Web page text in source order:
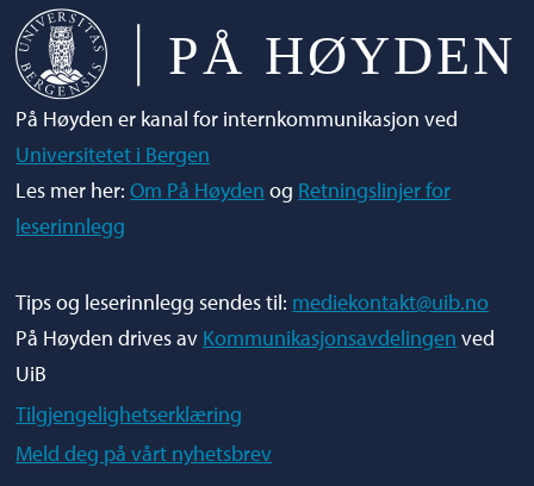
På Høyden er kanal for internkommunikasjon ved
Universitetet i Bergen
Les mer her:Om På Høyden og Retningslinjer for
leserinnlegg
Tips og leserinnlegg sendes til: mediekontakt@uib.no
På Høyden drives av Kommunikasjonsavdelingen ved
UiB
Tilgjengelighetserklæring
Meld deg på vårt nyhetsbrev